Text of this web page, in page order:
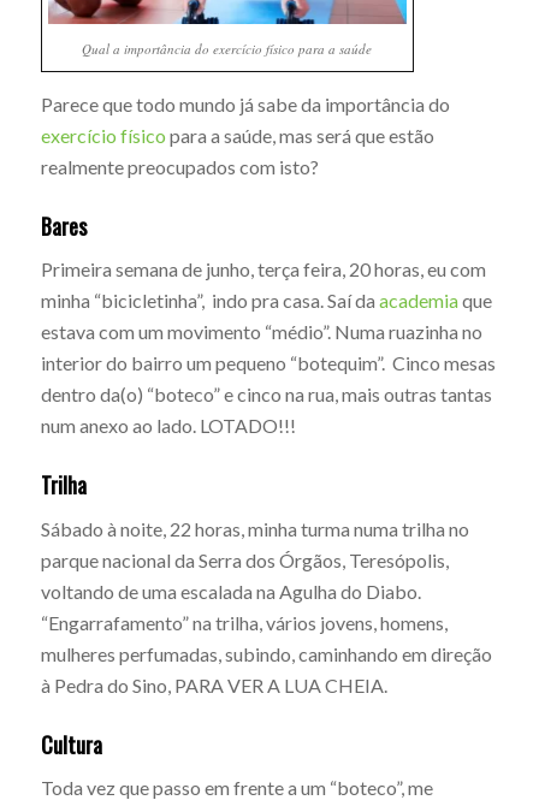
Qual a importância do exercício físico para a saúde
Parece que todo mundo já sabe da importância do
exercício físico para a saúde, mas será que estão
realmente preocupados com isto?
Bares
Primeira semana de junho, terça feira, 20 horas, eu com
minha “bicicletinha”, indo pra casa. Saí da academiaque
estava com um movimento “médio”. Numa ruazinha no
interior do bairro um pequeno “botequim”. Cinco mesas
dentro da(o) “boteco” e cinco na rua, mais outras tantas
num anexo ao lado. LOTADO!!!
Trilha
Sábado à noite, 22 horas, minha turma numa trilha no
parque nacional da Serra dos Órgãos, Teresópolis,
voltando de uma escalada na Agulha do Diabo.
“Engarrafamento” na trilha, vários jovens, homens,
mulheres perfumadas, subindo, caminhando em direção
à Pedra do Sino, PARA VER A LUA CHEIA.
Cultura
Toda vez que passo em frente a um “boteco”, me